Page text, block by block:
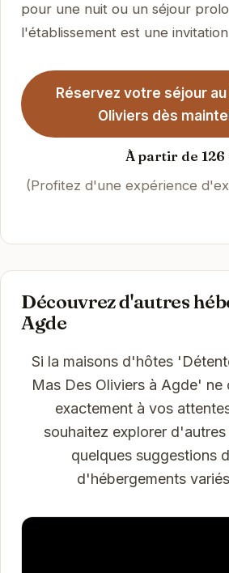
pour une nuit ou un séjour
l'établissement est une
Réservez votre séjour au
Oliviers dès
À partir de 126
(Profitez d'une expérience
Découvrez d'autres
Agde
Si la maisons d'hôtes
Mas Des Oliviers à Agde' ne
exactement à vos
souhaitez explorer
quelques suggestions
d'hébergements